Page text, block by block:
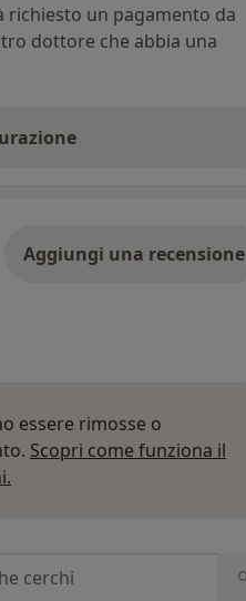
richiesto un pagamento da
dottore che abbia una
Aggiungi una recensione
essere rimosse o
Scopri come funziona il